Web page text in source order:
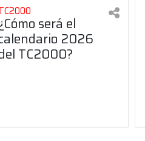
será el
2026
TC2000?